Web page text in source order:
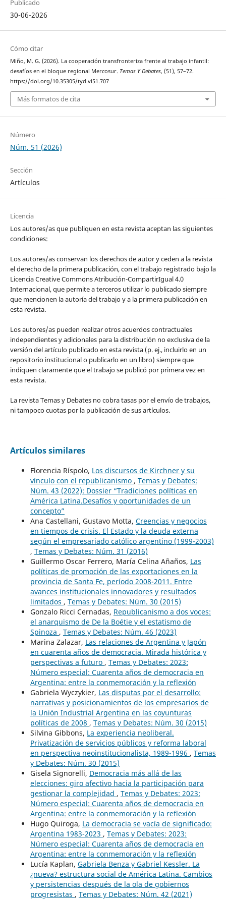
Publicado
30-06-2026
Cómo citar
Miño, M. G. (2026). La cooperación transfronteriza frente al trabajo infantil:
desafíos en el bloque regional Mercosur. Temas Y Debates, (51), 57–72.
https://doi.org/10.35305/tyd.vi51.707
Más formatos de cita
Número
Núm. 51 (2026)
Sección
Artículos
Licencia
Los autores/as que publiquen en esta revista aceptan las siguientes
condiciones:
Los autores/as conservan los derechos de autor y ceden a la revista
el derecho de la primera publicación, con el trabajo registrado bajo la
Licencia Creative Commons Atribución-CompartirIgual 4.0
Internacional, que permite a terceros utilizar lo publicado siempre
que mencionen la autoría del trabajo y a la primera publicación en
esta revista.
Los autores/as pueden realizar otros acuerdos contractuales
independientes y adicionales para la distribución no exclusiva de la
versión del artículo publicado en esta revista (p. ej., incluirlo en un
repositorio institucional o publicarlo en un libro) siempre que
indiquen claramente que el trabajo se publicó por primera vez en
esta revista.
La revista Temas y Debates no cobra tasas por el envío de trabajos,
ni tampoco cuotas por la publicación de sus artículos.
Artículos similares
Florencia Ríspolo, Los discursos de Kirchner y su
vínculo con el republicanismo , Temas y Debates:
Núm. 43 (2022): Dossier “Tradiciones políticas en
América Latina.Desafíos y oportunidades de un
concepto”
Ana Castellani, Gustavo Motta, Creencias y negocios
en tiempos de crisis. El Estado y la deuda externa
según el empresariado católico argentino (1999-2003)
, Temas y Debates: Núm. 31 (2016)
Guillermo Oscar Ferrero, María Celina Añaños, Las
políticas de promoción de las exportaciones en la
provincia de Santa Fe, período 2008-2011. Entre
avances institucionales innovadores y resultados
limitados , Temas y Debates: Núm. 30 (2015)
Gonzalo Ricci Cernadas, Republicanismo a dos voces:
el anarquismo de De la Boétie y el estatismo de
Spinoza , Temas y Debates: Núm. 46 (2023)
Marina Zalazar, Las relaciones de Argentina y Japón
en cuarenta años de democracia. Mirada histórica y
perspectivas a futuro , Temas y Debates: 2023:
Número especial: Cuarenta años de democracia en
Argentina: entre la conmemoración y la reflexión
Gabriela Wyczykier, Las disputas por el desarrollo:
narrativas y posicionamientos de los empresarios de
la Unión Industrial Argentina en las coyunturas
políticas de 2008 , Temas y Debates: Núm. 30 (2015)
Silvina Gibbons, La experiencia neoliberal.
Privatización de servicios públicos y reforma laboral
en perspectiva neoinstitucionalista, 1989-1996 , Temas
y Debates: Núm. 30 (2015)
Gisela Signorelli, Democracia más allá de las
elecciones: giro afectivo hacia la participación para
gestionar la complejidad , Temas y Debates: 2023:
Número especial: Cuarenta años de democracia en
Argentina: entre la conmemoración y la reflexión
Hugo Quiroga, La democracia se vacía de significado:
Argentina 1983-2023 , Temas y Debates: 2023:
Número especial: Cuarenta años de democracia en
Argentina: entre la conmemoración y la reflexión
Lucía Kaplan, Gabriela Benza y Gabriel Kessler. La
¿nueva? estructura social de América Latina. Cambios
y persistencias después de la ola de gobiernos
progresistas , Temas y Debates: Núm. 42 (2021)